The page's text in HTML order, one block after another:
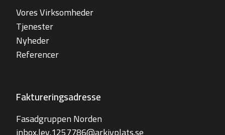
Vores Virksomheder
Tjenester
Nyheder
Referencer
Faktureringsadresse
Fasadgruppen Norden